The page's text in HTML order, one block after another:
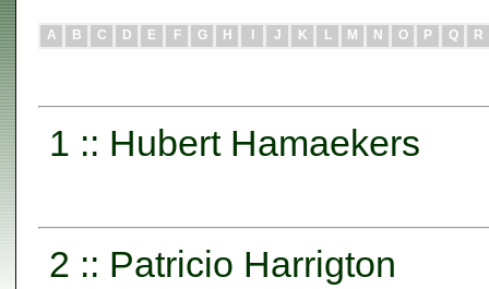
A B C D E F G H J K L M N O P Q R
1 :: Hubert Hamaekers
2 :: Patricio Harrigton